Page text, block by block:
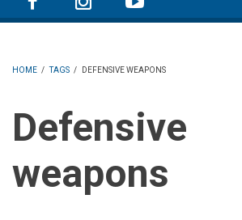
HOME / TAGS / DEFENSIVE WEAPONS
Defensive
weapons